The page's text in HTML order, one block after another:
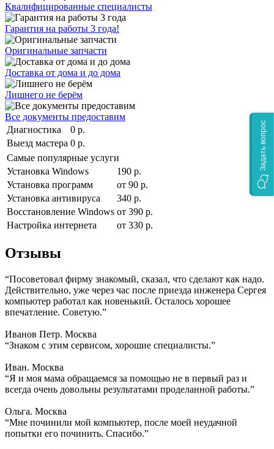
Квалифицированные специалисты
Гарантия на работы 3 года!
Оригинальные запчасти
Доставка от дома и до дома
Лишнего не берём
Все документы предоставим
Диагностика
0 р.
Выезд мастера 0 р.
Самые популярные услуги
Установка Windows
190 р.
Установка программ
от 90 р.
Установка антивируса
340 р.
Восстановление Windows от 390 р.
Настройка интернета
от 330 р.
Отзывы
“Посоветовал фирму знакомый, сказал, что сделают как надо.
Действительно, уже через час после приезда инженера Сергея
компьютер работал как новенький. Осталось хорошее
впечатление. Советую.”
Иванов Петр. Москва
“Знаком с этим сервисом, хорошие специалисты.”
Иван. Москва
“Я и моя мама обращаемся за помощью не в первый раз и
всегда очень довольны результатами проделанной работы.”
Ольга. Москва
“Мне починили мой компьютер, после моей неудачной
попытки его починить. Спасибо.”
Задать вопрос